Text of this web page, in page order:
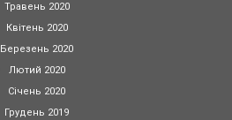
Травень 2020
Квітень 2020
Березень 2020
Лютий 2020
Січень 2020
Грудень 2019